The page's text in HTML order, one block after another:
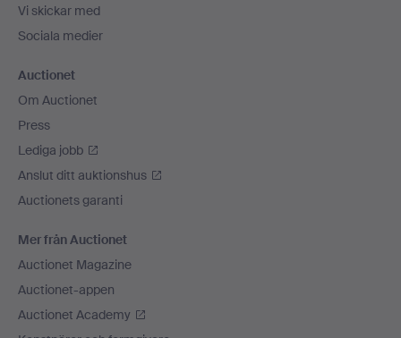
Vi skickar med
Sociala medier
Auctionet
Om Auctionet
Press
Lediga jobb
Anslut ditt auktionshus
Auctionets garanti
Mer från Auctionet
Auctionet Magazine
Auctionet-appen
Auctionet Academy